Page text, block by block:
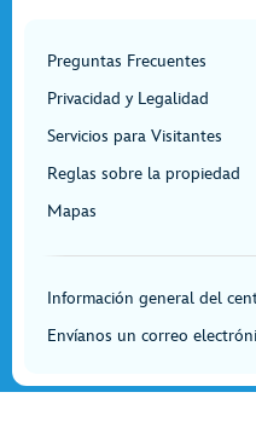
Preguntas Frecuentes
Privacidad y Legalidad
Servicios para Visitantes
Reglas sobre la propiedad
Mapas
Información general del
Envíanos un correo